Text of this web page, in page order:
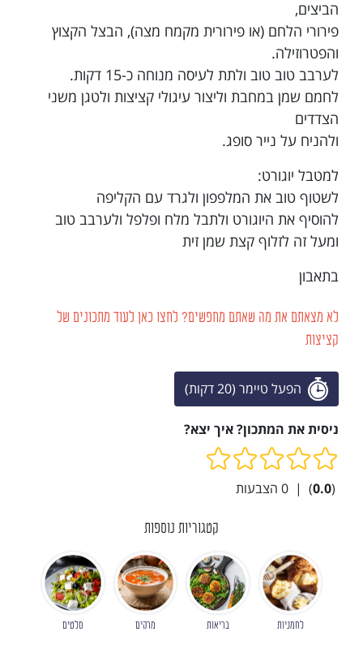
הביצים,
פירורי הלחם (או פירורית מקמח מצה), הבצל הקצוץ
והפטרוזילה.
לערבב טוב טוב ולתת לעיסה מנוחה כ-15 דקות.
לחמם שמן במחבת וליצור עיגולי קציצות ולטגן משני
הצדדים
ולהניח על נייר סופג.
למטבל יוגורט:
לשטוף טוב את המלפפון ולגרד עם הקליפה
להוסיף את היוגורט ולתבל מלח ופלפל ולערבב טוב
ומעל זה לזלוף קצת שמן זית
בתאבון
לא מצאתם את מה שאתם מחפשים? לחצו כאן לעוד מתכונים של
קציצות
הפעל טיימר (20 דקות)
ניסית את המתכון? איך יצא?
(
0.0
)
|
0 הצבעות
קטגוריות נוספות
לחמניות בריאות מרקים סלטים